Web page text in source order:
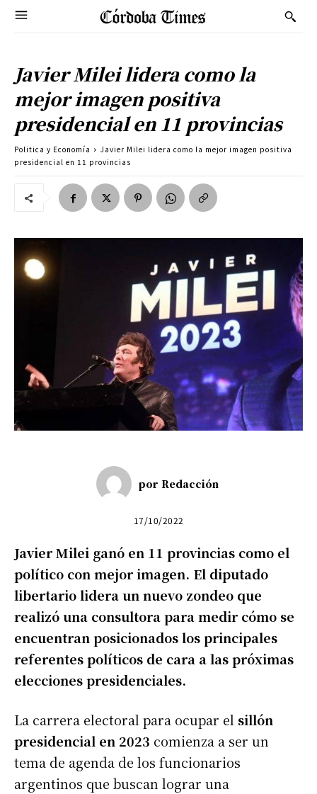
Javier Milei lidera como la
mejor imagen positiva
presidencial en 11 provincias
Politica y Economía
Javier Milei lidera como la mejor imagen positiva
presidencial en 11 provincias
por Redacción
17/10/2022
Javier Milei ganó en 11 provincias como el
político con mejor imagen. El diputado
libertario lidera un nuevo zondeo que
realizó una consultora para medir cómo se
encuentran posicionados los principales
referentes políticos de cara a las próximas
elecciones presidenciales.
La carrera electoral para ocupar el sillón
presidencial en 2023 comienza a ser un
tema de agenda de los funcionarios
argentinos que buscan lograr una